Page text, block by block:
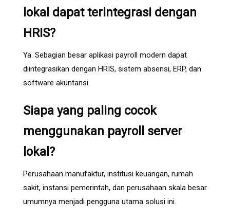
lokal dapat terintegrasi dengan
HRIS?
Ya. Sebagian besar aplikasi payroll modern dapat
diintegrasikan dengan HRIS, sistem absensi, ERP, dan
software akuntansi.
Siapa yang paling cocok
menggunakan payroll server
lokal?
Perusahaan manufaktur, institusi keuangan, rumah
sakit, instansi pemerintah, dan perusahaan skala besar
umumnya menjadi pengguna utama solusi ini.